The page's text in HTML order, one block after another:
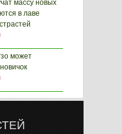
массу новых
в лаве
может